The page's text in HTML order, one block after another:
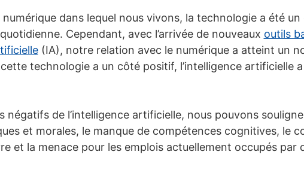
numérique dans lequel nous vivons, la technologie a été un
Cependant, avec l’arrivée de nouveaux outils
(IA), notre relation avec le numérique a atteint un
technologie a un côté positif, l’intelligence artificielle
négatifs de l’intelligence artificielle, nous pouvons
et morales, le manque de compétences cognitives, le
et la menace pour les emplois actuellement occupés par